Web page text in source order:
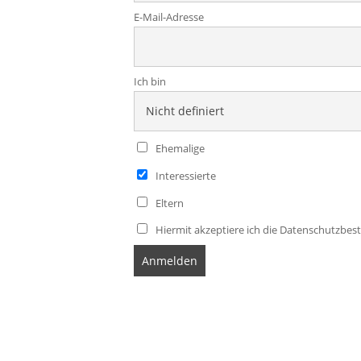
E-Mail-Adresse
Ich bin
Ehemalige
Interessierte
Eltern
Hiermit akzeptiere ich die